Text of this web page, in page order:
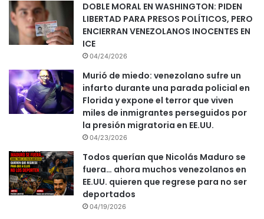
DOBLE MORAL EN WASHINGTON: PIDEN
LIBERTAD PARA PRESOS POLÍTICOS, PERO
ENCIERRAN VENEZOLANOS INOCENTES EN
ICE
04/24/2026
Murió de miedo: venezolano sufre un
infarto durante una parada policial en
Florida y expone el terror que viven
miles de inmigrantes perseguidos por
la presión migratoria en EE.UU.
04/23/2026
Todos querían que Nicolás Maduro se
fuera… ahora muchos venezolanos en
EE.UU. quieren que regrese para no ser
deportados
04/19/2026